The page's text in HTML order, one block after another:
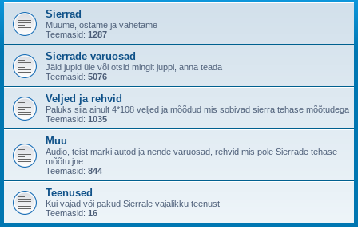
Sierrad
Müüme, ostame ja vahetame
Teemasid: 1287
Sierrade varuosad
Jäid jupid üle või otsid mingit juppi, anna teada
Teemasid: 5076
Veljed ja rehvid
Paluks siia ainult 4*108 veljed ja mõõdud mis sobivad sierra tehase mõõtudega
Teemasid: 1035
Muu
Audio, teist marki autod ja nende varuosad, rehvid mis pole Sierrade tehase
mõõtu jne
Teemasid: 844
Teenused
Kui vajad või pakud Sierrale vajalikku teenust
Teemasid: 16